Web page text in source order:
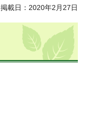
掲載日：2020年2月27日